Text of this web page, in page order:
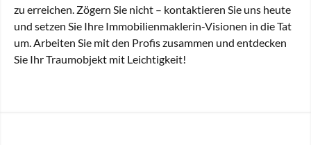
zu erreichen. Zögern Sie nicht – kontaktieren Sie uns heute
und setzen Sie Ihre Immobilienmaklerin-Visionen in die Tat
um. Arbeiten Sie mit den Profis zusammen und entdecken
Sie Ihr Traumobjekt mit Leichtigkeit!